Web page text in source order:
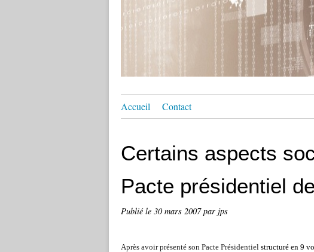
Accueil Contact
Certains aspects
Pacte présidentiel
Publié le 30 mars 2007par jps
Après avoir présenté son Pacte Présidentiel structuré en 9